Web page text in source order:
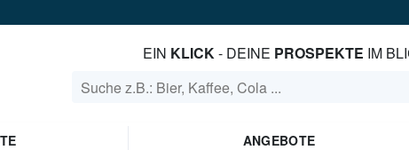
EIN KLICK- DEINE PROSPEKTE IM
ANGEBOTE